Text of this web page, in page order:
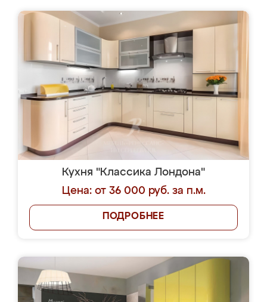
Кухня "Классика Лондона"
Цена: от 36 000 руб. за п.м.
ПОДРОБНЕЕ